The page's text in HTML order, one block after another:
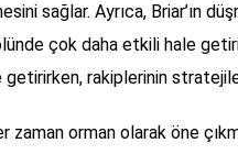
sağlar. Ayrıca, Briar’ın
çok daha etkili hale
rakiplerinin
zaman orman olarak öne